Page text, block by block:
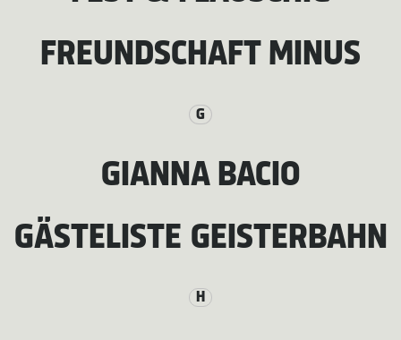
FREUNDSCHAFT MINUS
G
GIANNA BACIO
GÄSTELISTE GEISTERBAHN
H